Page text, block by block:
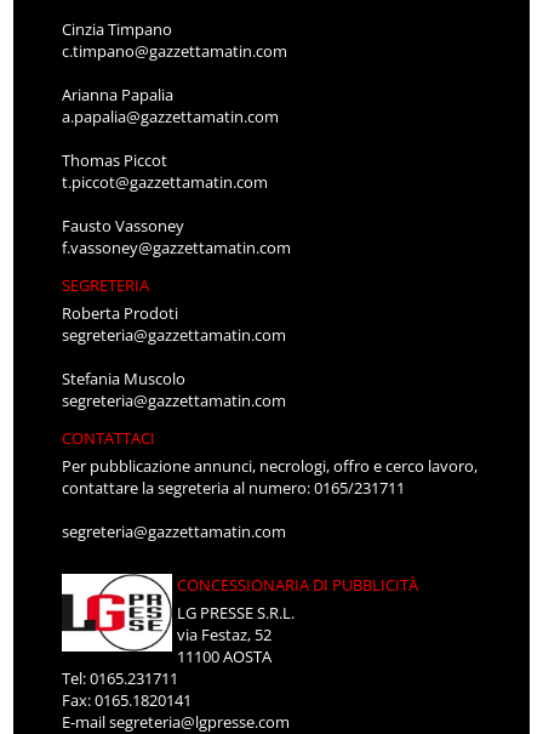
Cinzia Timpano
c.timpano@gazzettamatin.com
Arianna Papalia
a.papalia@gazzettamatin.com
Thomas Piccot
t.piccot@gazzettamatin.com
Fausto Vassoney
f.vassoney@gazzettamatin.com
SEGRETERIA
Roberta Prodoti
segreteria@gazzettamatin.com
Stefania Muscolo
segreteria@gazzettamatin.com
CONTATTACI
Per pubblicazione annunci, necrologi, offro e cerco lavoro,
contattare la segreteria al numero: 0165/231711
segreteria@gazzettamatin.com
CONCESSIONARIA DI PUBBLICITÀ
LG PRESSE S.R.L.
via Festaz, 52
11100 AOSTA
Tel: 0165.231711
Fax: 0165.1820141
E-mailsegreteria@lgpresse.com